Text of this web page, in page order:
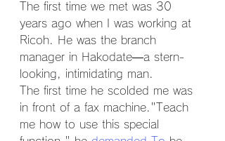
The first time we met was 30
years ago when I was working at
Ricoh. He was the branch
manager in Hakodate—a stern-
looking, intimidating man.
The first time he scolded me was
in front of a fax machine."Teach
me how to use this special